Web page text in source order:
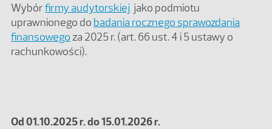
Wybórfirmy audytorskiej jako podmiotu
uprawnionego do badania rocznego sprawozdania
finansowegoza 2025 r. (art. 66 ust. 4 i 5 ustawy o
rachunkowości).
Od 01.10.2025 r. do 15.01.2026 r.